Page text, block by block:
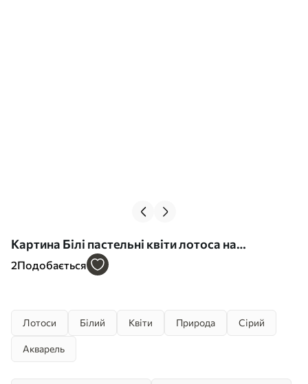
Картина Білі пастельні квіти лотоса на
туманному абстрактному акварельному тлі
2Подобається
Лотоси Білий Квіти Природа Сірий
Акварель